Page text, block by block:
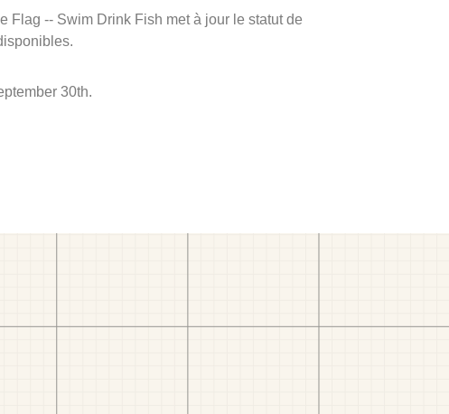
Flag -- Swim Drink Fish met à jour le statut de
30th.